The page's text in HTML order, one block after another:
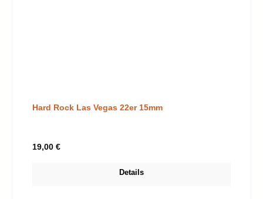
Hard Rock Las Vegas 22er 15mm
Regulärer Preis:
19,00 €
Details